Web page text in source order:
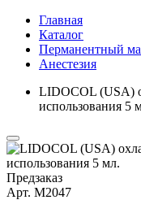
Главная
Каталог
Перманентный
Анестезия
LIDOCOL (USA)
использования 5
Предзаказ
Арт. М2047